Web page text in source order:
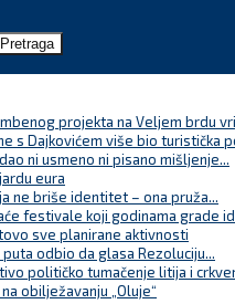
Pretraga
projekta na Veljem brdu
s Dajkovićem više bio turistička
ni usmeno ni pisano mišljenje...
eura
ne briše identitet – ona pruža...
festivale koji godinama grade
sve planirane aktivnosti
odbio da glasa Rezoluciju...
političko tumačenje litija i
obilježavanju „Oluje“